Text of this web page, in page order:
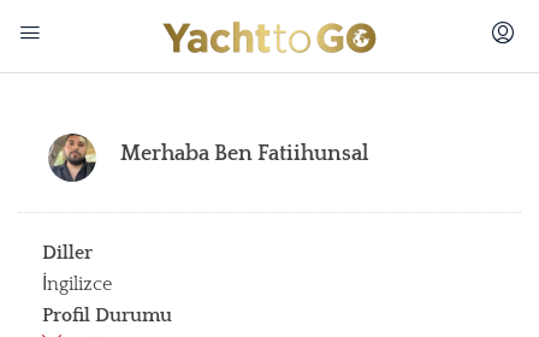
Merhaba Ben Fatiihunsal
Diller
İngilizce
Profil Durumu